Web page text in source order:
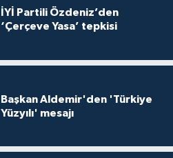
İYİ Partili Özdeniz’den
‘Çerçeve Yasa’ tepkisi
Başkan Aldemir'den 'Türkiye
Yüzyılı' mesajı